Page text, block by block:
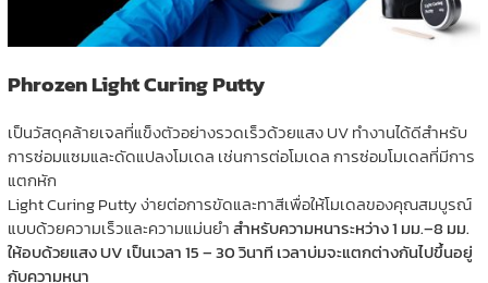
Phrozen Light Curing Putty
เป็นวัสดุคล้ายเจลที่แข็งตัวอย่างรวดเร็วด้วยแสง UV ทำงานได้ดีสำหรับ
การซ่อมแซมและดัดแปลงโมเดล เช่นการต่อโมเดล การซ่อมโมเดลที่มีการ
แตกหัก
Light Curing Putty ง่ายต่อการขัดและทาสีเพื่อให้โมเดลของคุณสมบูรณ์
แบบด้วยความเร็วและความแม่นยำสำหรับความหนาระหว่าง 1 มม.–8 มม.
ให้อบด้วยแสง UV เป็นเวลา 15 – 30 วินาที เวลาบ่มจะแตกต่างกันไปขึ้นอยู่
กับความหนา